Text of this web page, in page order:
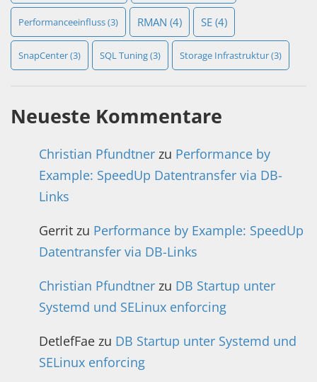
Performanceeinfluss(3) RMAN (4) SE (4)
SnapCenter(3) SQL Tuning(3) Storage Infrastruktur(3)
Neueste Kommentare
Christian Pfundtner zu Performance by
Example: SpeedUp Datentransfer via DB-
Links
Gerrit zu Performance by Example: SpeedUp
Datentransfer via DB-Links
Christian Pfundtner zu DB Startup unter
Systemd und SELinux enforcing
DetlefFae zu DB Startup unter Systemd und
SELinux enforcing